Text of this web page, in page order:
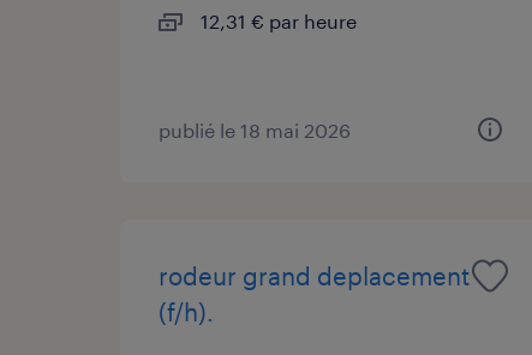
12,31 € par heure
publié le 18 mai 2026
rodeur grand deplacement
(f/h).